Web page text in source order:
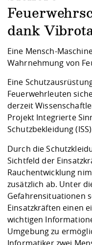
Career Service
Angebote für
Kontakt und Anfahrt
Qualitätssicherung
dank
Eine Mensch-
Wahrnehmung von
Eine
Feuerwehrleuten
derzeit
Projekt Integrierte
Schutzbekleidung
Durch die
Sichtfeld der
Rauchentwicklung
zusätzlich ab. Unter
Gefahrensituationen
Einsatzkräften einen
wichtigen
Umgebung zu